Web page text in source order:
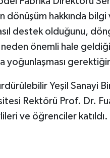
dönüşüm hakkında
destek olduğunu,
önemli hale
yoğunlaşması
Yeşil Sanayi
Rektörü Prof. Dr.
ve öğrenciler katıldı.